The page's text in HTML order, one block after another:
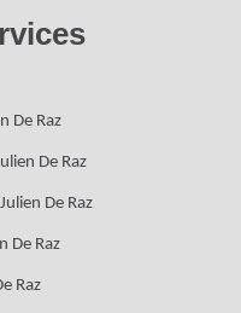
De Raz
De Raz
De Raz
De Raz
Raz